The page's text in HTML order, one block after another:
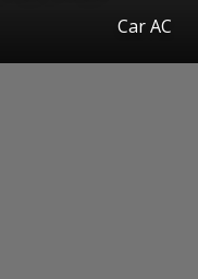
Car AC